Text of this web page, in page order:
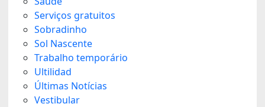
Serviços gratuitos
Sobradinho
Sol Nascente
Trabalho temporário
Ultilidad
Últimas Notícias
Vestibular